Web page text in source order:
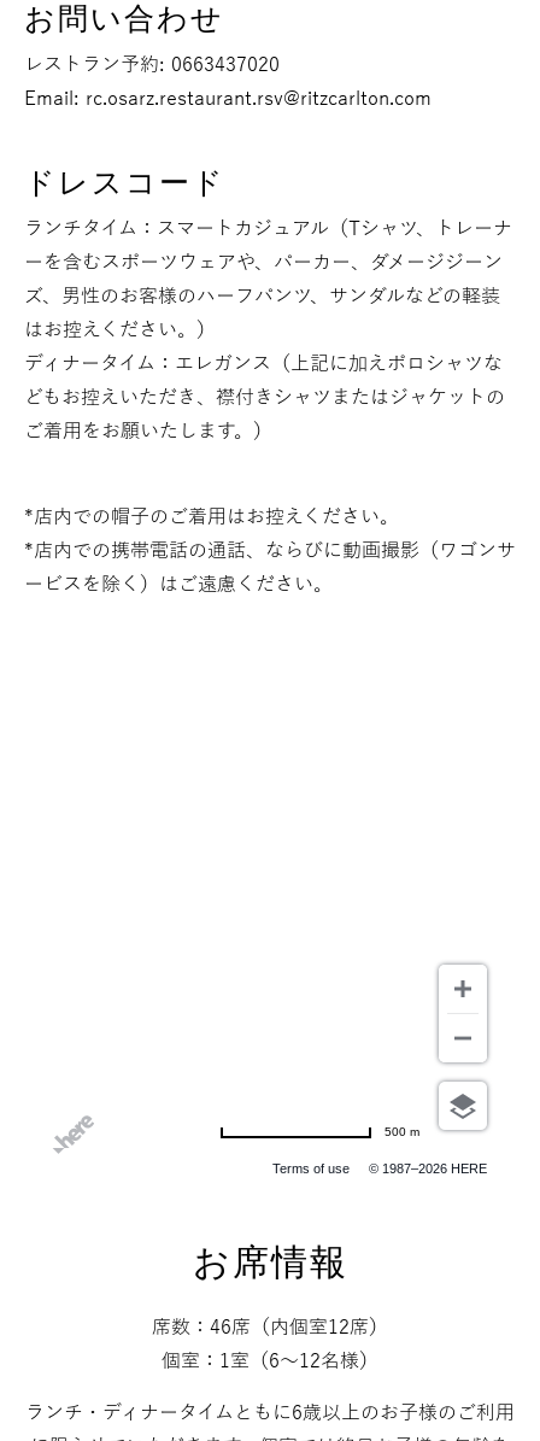
お問い合わせ
レストラン予約: 0663437020
Email: rc.osarz.restaurant.rsv@ritzcarlton.com
ドレスコード
ランチタイム：スマートカジュアル（Tシャツ、トレーナ
ーを含むスポーツウェアや、パーカー、ダメージジーン
ズ、男性のお客様のハーフパンツ、サンダルなどの軽装
はお控えください。）
ディナータイム：エレガンス（上記に加えポロシャツな
どもお控えいただき、襟付きシャツまたはジャケットの
ご着用をお願いたします。）
*店内での帽子のご着用はお控えください。
*店内での携帯電話の通話、ならびに動画撮影（ワゴンサ
ービスを除く）はご遠慮ください。
Terms of use © 1987–2026 HERE
500 m
お席情報
席数：46席（内個室12席）
個室：1室（6～12名様）
ランチ・ディナータイムともに6歳以上のお子様のご利用